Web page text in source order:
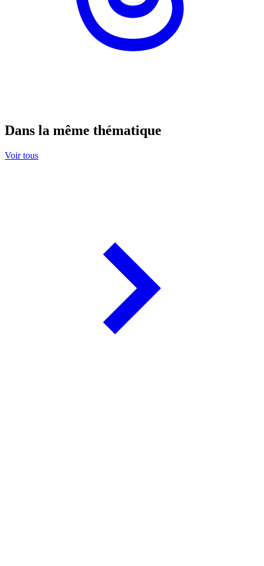
Dans la même thématique
Voir tous